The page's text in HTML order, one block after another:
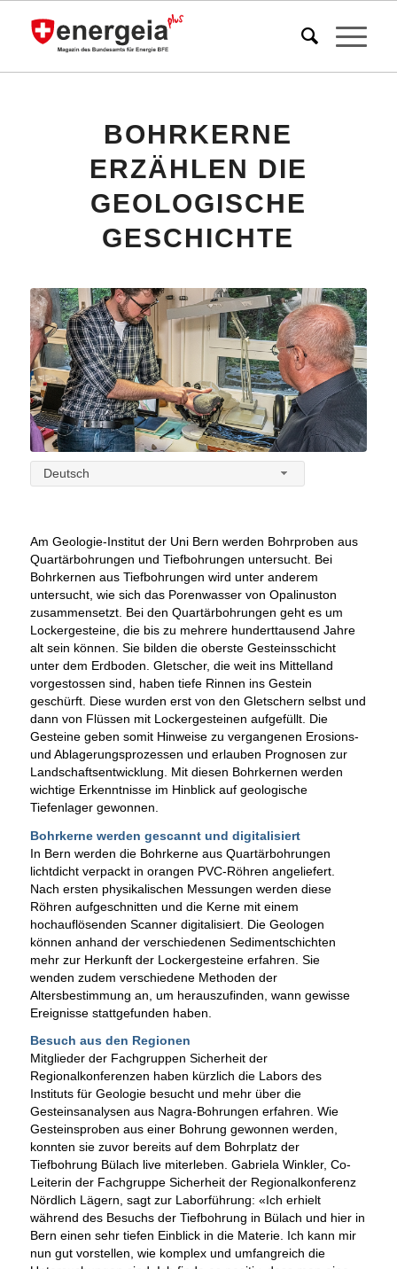
BOHRKERNE
ERZÄHLEN DIE
GEOLOGISCHE
GESCHICHTE
Deutsch
Am Geologie-Institut der Uni Bern werden Bohrproben aus
Quartärbohrungen und Tiefbohrungen untersucht. Bei
Bohrkernen aus Tiefbohrungen wird unter anderem
untersucht, wie sich das Porenwasser von Opalinuston
zusammensetzt. Bei den Quartärbohrungen geht es um
Lockergesteine, die bis zu mehrere hunderttausend Jahre
alt sein können. Sie bilden die oberste Gesteinsschicht
unter dem Erdboden. Gletscher, die weit ins Mittelland
vorgestossen sind, haben tiefe Rinnen ins Gestein
geschürft. Diese wurden erst von den Gletschern selbst und
dann von Flüssen mit Lockergesteinen aufgefüllt. Die
Gesteine geben somit Hinweise zu vergangenen Erosions-
und Ablagerungsprozessen und erlauben Prognosen zur
Landschaftsentwicklung. Mit diesen Bohrkernen werden
wichtige Erkenntnisse im Hinblick auf geologische
Tiefenlager gewonnen.
Bohrkerne werden gescannt und digitalisiert
In Bern werden die Bohrkerne aus Quartärbohrungen
lichtdicht verpackt in orangen PVC-Röhren angeliefert.
Nach ersten physikalischen Messungen werden diese
Röhren aufgeschnitten und die Kerne mit einem
hochauflösenden Scanner digitalisiert. Die Geologen
können anhand der verschiedenen Sedimentschichten
mehr zur Herkunft der Lockergesteine erfahren. Sie
wenden zudem verschiedene Methoden der
Altersbestimmung an, um herauszufinden, wann gewisse
Ereignisse stattgefunden haben.
Besuch aus den Regionen
Mitglieder der Fachgruppen Sicherheit der
Regionalkonferenzen haben kürzlich die Labors des
Instituts für Geologie besucht und mehr über die
Gesteinsanalysen aus Nagra-Bohrungen erfahren. Wie
Gesteinsproben aus einer Bohrung gewonnen werden,
konnten sie zuvor bereits auf dem Bohrplatz der
Tiefbohrung Bülach live miterleben. Gabriela Winkler, Co-
Leiterin der Fachgruppe Sicherheit der Regionalkonferenz
Nördlich Lägern, sagt zur Laborführung: «Ich erhielt
während des Besuchs der Tiefbohrung in Bülach und hier in
Bern einen sehr tiefen Einblick in die Materie. Ich kann mir
nun gut vorstellen, wie komplex und umfangreich die